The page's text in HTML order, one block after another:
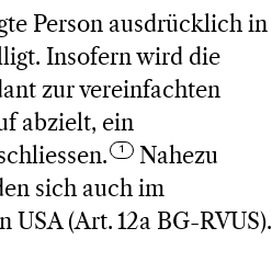
Person ausdrücklich in
Insofern wird die
zur vereinfachten
abzielt, ein
Nahezu
sich auch im
(Art. 12a BG-RVUS).